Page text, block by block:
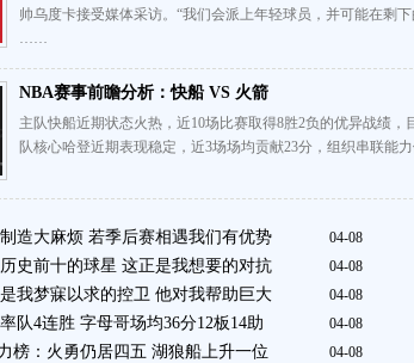
帅乌度卡接受媒体采访。“我们会派上年轻球员，并可能在剩
……
NBA赛事前瞻分析：快船 VS 火箭
主队快船近期状态火热，近10场比赛取得8胜2负的优异战绩，
队核心哈登近期表现稳定，近3场场均贡献23分，组织串联能
造大麻烦 若季后赛相遇我们有优势 04-08
史前十的球星 这正是我想要的对抗 04-08
我梦寐以求的控卫 他对我帮助巨大 04-08
队4连胜 字母哥场均36分12板14助 04-08
榜：火勇仍居四五 湖狼船上升一位 04-08